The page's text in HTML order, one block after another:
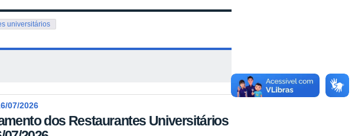
universitários
07/2026
dos Restaurantes Universitários